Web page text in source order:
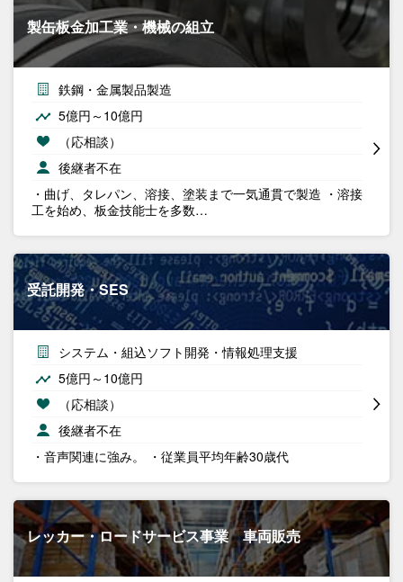
製缶板金加工業・機械の組立
鉄鋼・金属製品製造
5億円～10億円
（応相談）
後継者不在
・曲げ、タレパン、溶接、塗装まで一気通貫で製造 ・溶接
工を始め、板金技能士を多数…
受託開発・SES
システム・組込ソフト開発・情報処理支援
5億円～10億円
（応相談）
後継者不在
・音声関連に強み。 ・従業員平均年齢30歳代
レッカー・ロードサービス事業 車両販売